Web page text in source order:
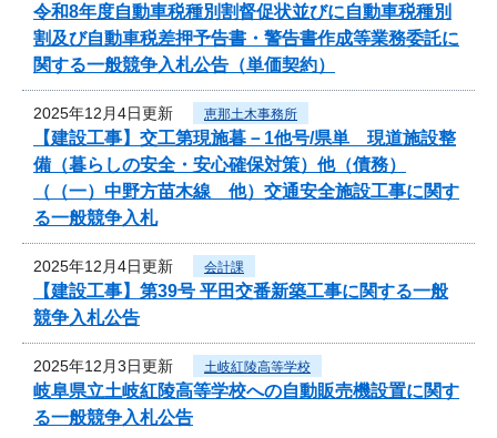
令和8年度自動車税種別割督促状並びに自動車税種別
割及び自動車税差押予告書・警告書作成等業務委託に
関する一般競争入札公告（単価契約）
2025年12月4日更新 恵那土木事務所
【建設工事】交工第現施暮－1他号/県単 現道施設整
備（暮らしの安全・安心確保対策）他（債務）
（（一）中野方苗木線 他）交通安全施設工事に関す
る一般競争入札
2025年12月4日更新 会計課
【建設工事】第39号 平田交番新築工事に関する一般
競争入札公告
2025年12月3日更新 土岐紅陵高等学校
岐阜県立土岐紅陵高等学校への自動販売機設置に関す
る一般競争入札公告